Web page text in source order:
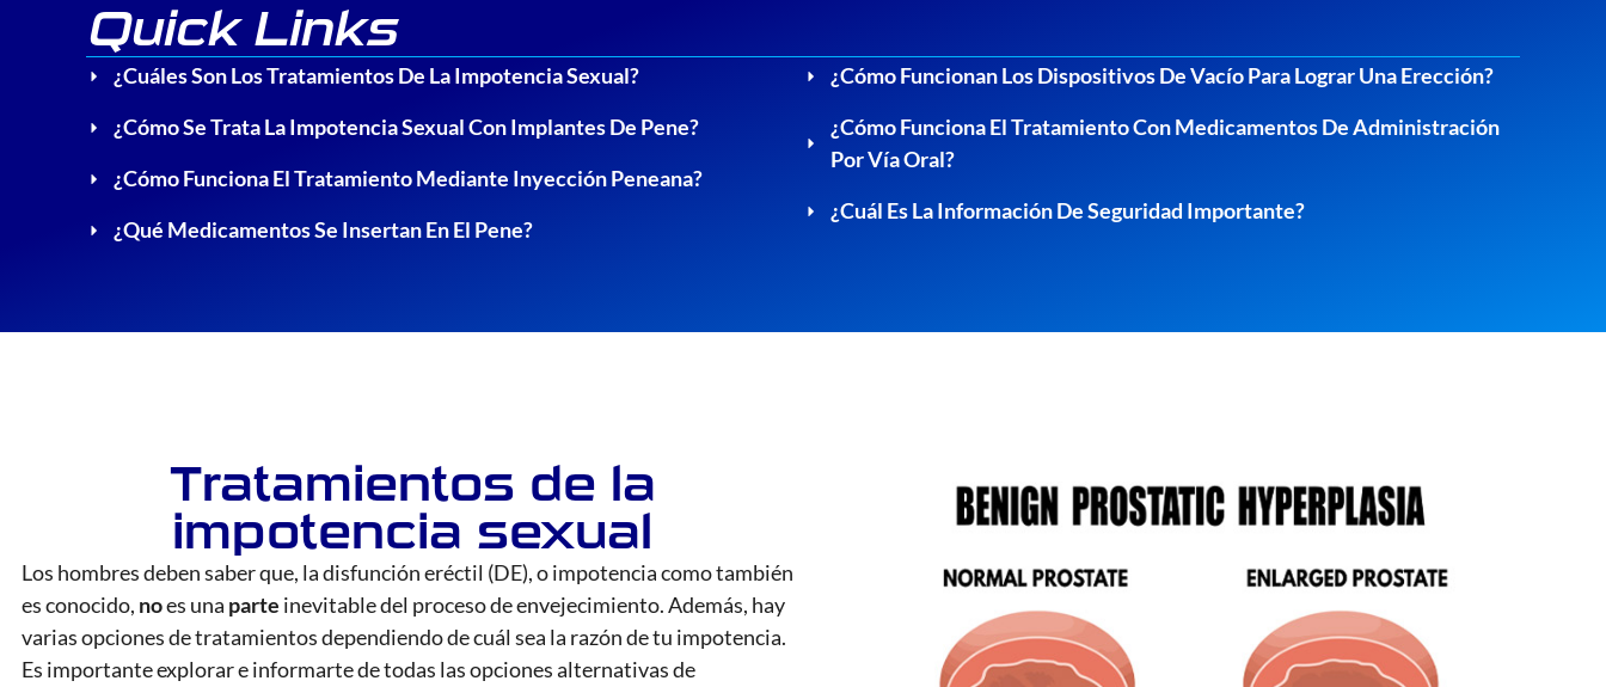
Quick Links
¿Cuáles Son Los Tratamientos De La Impotencia Sexual?
¿Cómo Se Trata La Impotencia Sexual Con Implantes De Pene?
¿Cómo Funciona El Tratamiento Mediante Inyección Peneana?
¿Qué Medicamentos Se Insertan En El Pene?
¿Cómo Funcionan Los Dispositivos De Vacío Para Lograr Una Erección?
¿Cómo Funciona El Tratamiento Con Medicamentos De Administración
Por Vía Oral?
¿Cuál Es La Información De Seguridad Importante?
Tratamientos de la
impotencia sexual
Los hombres deben saber que, la disfunción eréctil (DE), o impotencia como también
es conocido, noes una parte inevitable del proceso de envejecimiento. Además, hay
varias opciones de tratamientos dependiendo de cuál sea la razón de tu impotencia.
Es importante explorar e informarte de todas las opciones alternativas de